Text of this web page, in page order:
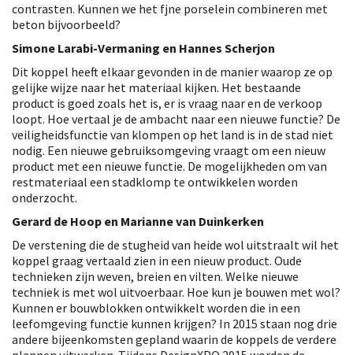
contrasten. Kunnen we het fjne porselein combineren met
beton bijvoorbeeld?
Simone Larabi-Vermaning en Hannes Scherjon
Dit koppel heeft elkaar gevonden in de manier waarop ze op
gelijke wijze naar het materiaal kijken. Het bestaande
product is goed zoals het is, er is vraag naar en de verkoop
loopt. Hoe vertaal je de ambacht naar een nieuwe functie? De
veiligheidsfunctie van klompen op het land is in de stad niet
nodig. Een nieuwe gebruiksomgeving vraagt om een nieuw
product met een nieuwe functie. De mogelijkheden om van
restmateriaal een stadklomp te ontwikkelen worden
onderzocht.
Gerard de Hoop en Marianne van Duinkerken
De verstening die de stugheid van heide wol uitstraalt wil het
koppel graag vertaald zien in een nieuw product. Oude
technieken zijn weven, breien en vilten. Welke nieuwe
techniek is met wol uitvoerbaar. Hoe kun je bouwen met wol?
Kunnen er bouwblokken ontwikkelt worden die in een
leefomgeving functie kunnen krijgen? In 2015 staan nog drie
andere bijeenkomsten gepland waarin de koppels de verdere